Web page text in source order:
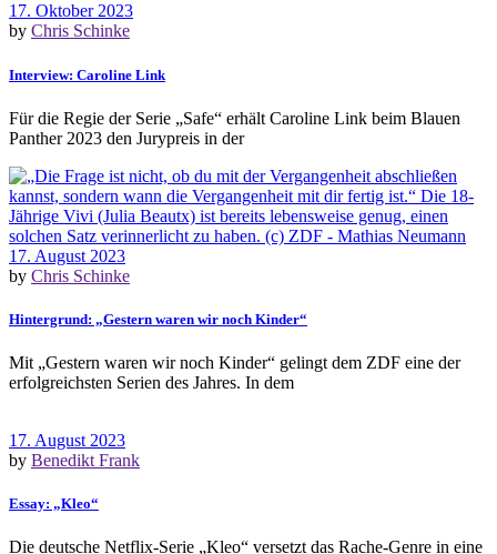
17. Oktober 2023
by Chris Schinke
Interview: Caroline Link
Für die Regie der Serie „Safe“ erhält Caroline Link beim Blauen
Panther 2023 den Jurypreis in der
17. August 2023
by Chris Schinke
Hintergrund: „Gestern waren wir noch Kinder“
Mit „Gestern waren wir noch Kinder“ gelingt dem ZDF eine der
erfolgreichsten Serien des Jahres. In dem
17. August 2023
by Benedikt Frank
Essay: „Kleo“
Die deutsche Netflix-Serie „Kleo“ versetzt das Rache-Genre in eine